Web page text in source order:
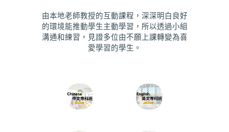
由本地老師教授的互動課程，深深明白良好
的環境能推動學生主動學習，所以透過小組
溝通和練習，見證多位由不願上課轉變為喜
愛學習的學生。